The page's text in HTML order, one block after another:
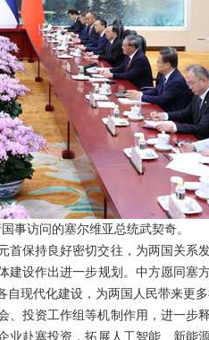
事访问的塞尔维亚总统武契奇。
保持良好密切交往，为两国关系
设作出进一步规划。中方愿同塞
现代化建设，为两国人民带来更多
投资工作组等机制作用，进一步
赴塞投资，拓展人工智能、新能